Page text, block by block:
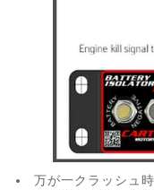
万が一クラッシュ